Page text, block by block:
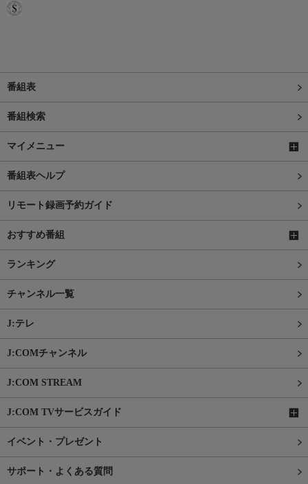
番組表
番組検索
マイメニュー
番組表ヘルプ
リモート録画予約ガイド
おすすめ番組
ランキング
チャンネル一覧
J:テレ
J:COMチャンネル
J:COM STREAM
J:COM TVサービスガイド
イベント・プレゼント
サポート・よくある質問